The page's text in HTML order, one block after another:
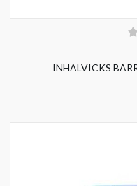
INHALVICKS